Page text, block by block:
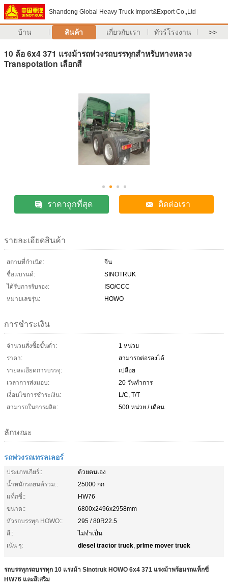
Shandong Global Heavy Truck Import&Export Co.,Ltd
บ้าน สินค้า เกี่ยวกับเรา ทัวร์โรงงาน >>
10 ล้อ 6x4 371 แรงม้ารถพ่วงรถบรรทุกสำหรับทางหลวง
Transpotation เลือกสี
ราคาถูกที่สุด ติดต่อเรา
รายละเอียดสินค้า
สถานที่กำเนิด:
จีน
ชื่อแบรนด์:
SINOTRUK
ได้รับการรับรอง:
ISO/CCC
หมายเลขรุ่น:
HOWO
การชำระเงิน
จำนวนสั่งซื้อขั้นต่ำ:
1 หน่วย
ราคา:
สามารถต่อรองได้
รายละเอียดการบรรจุ:
เปลือย
เวลาการส่งมอบ:
20 วันทำการ
เงื่อนไขการชำระเงิน:
L/C, T/T
สามารถในการผลิต:
500 หน่วย / เดือน
ลักษณะ
รถพ่วงรถเทรลเลอร์
ประเภทเกียร์::
ด้วยตนเอง
น้ำหนักรถยนต์รวม::
25000 กก
แท็กซี่::
HW76
ขนาด::
6800x2496x2958mm
หัวรถบรรทุก HOWO::
295 / 80R22.5
สี::
ไม่จำเป็น
เน้น ๆ:
diesel tractor truck, prime mover truck
รถบรรทุกรถบรรทุก 10 แรงม้า Sinotruk HOWO 6x4 371 แรงม้าพร้อมรถแท็กซี่
HW76 และสีเสริม